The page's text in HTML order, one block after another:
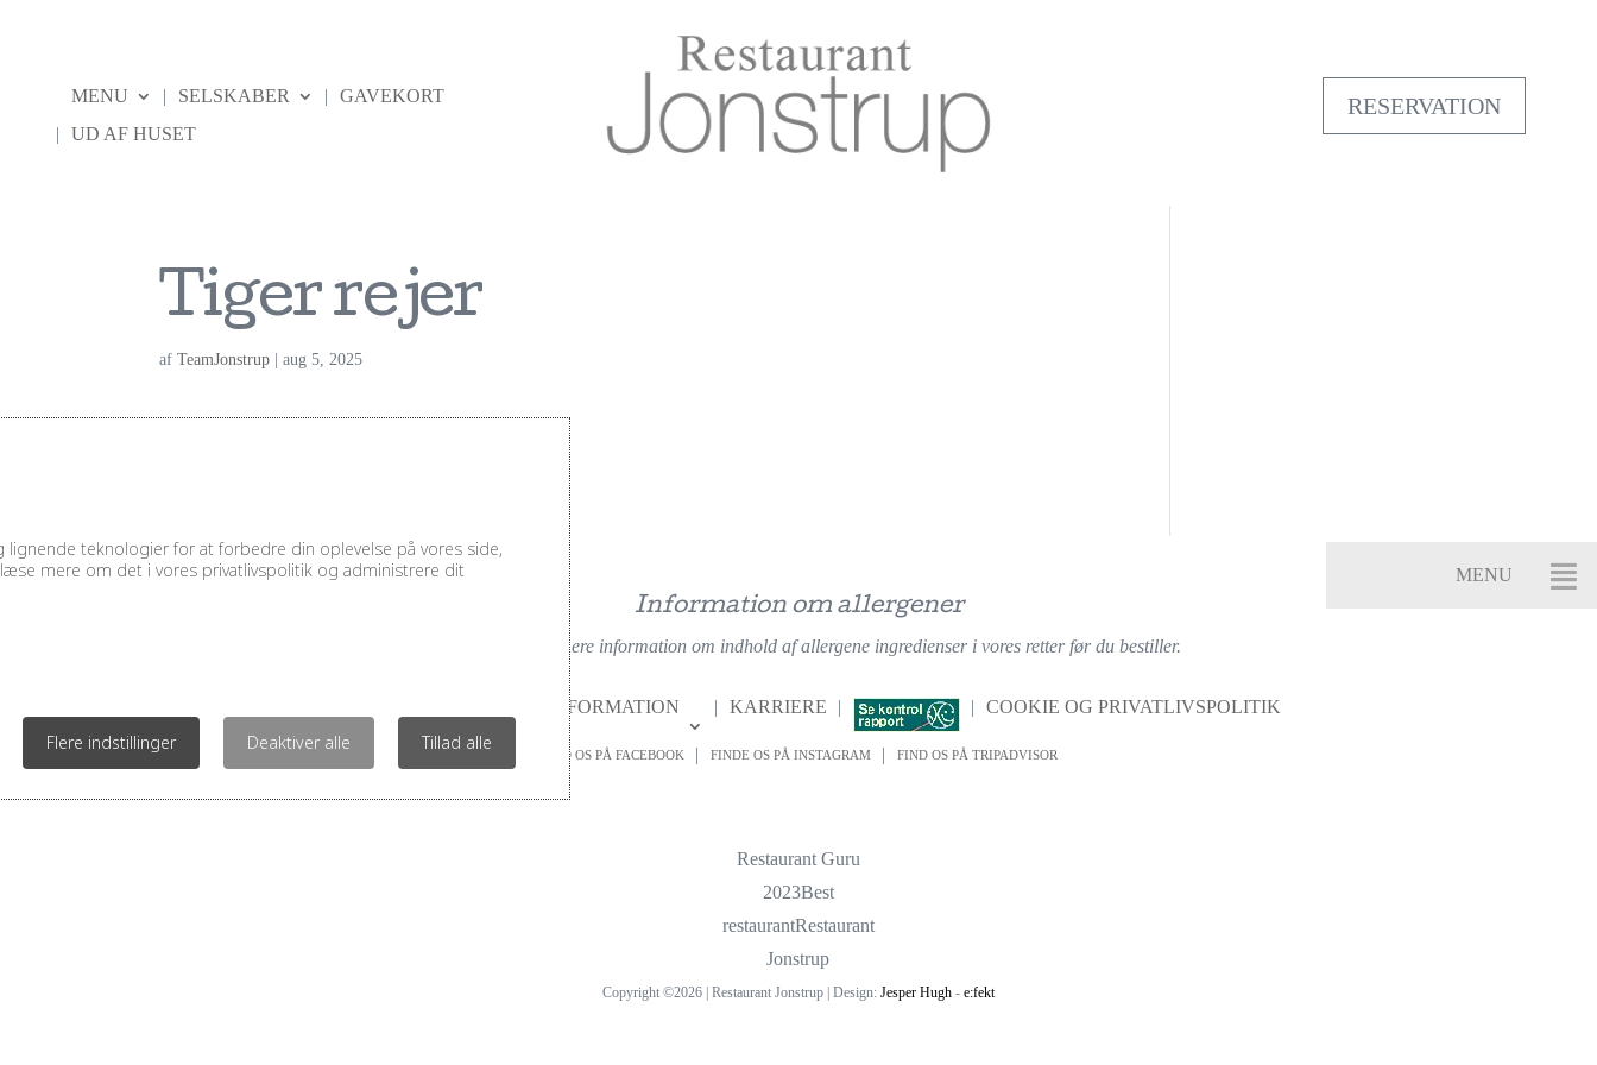
MENU SELSKABER
GAVEKORT
UD AF HUSET
RESERVATION
Tiger rejer
afTeamJonstrup |aug 5, 2025
Information om allergener
Kontakt os for nærmere information om indhold af allergene ingredienser i vores retter før du bestiller.
INFORMATION KARRIERE COOKIE OG PRIVATLIVSPOLITIK
FIND OS PÅ FACEBOOK FINDE OS PÅ INSTAGRAM FIND OS PÅ TRIPADVISOR
Restaurant Guru
2023Best
restaurantRestaurant
Jonstrup
Copyright ©2026 | Restaurant Jonstrup | Design: Jesper Hugh - e:fekt
teknologier for at forbedre din oplevelse på vores side,
mere om det i vores privatlivspolitik og administrere dit
Flere indstillinger Deaktiver alle Tillad alle